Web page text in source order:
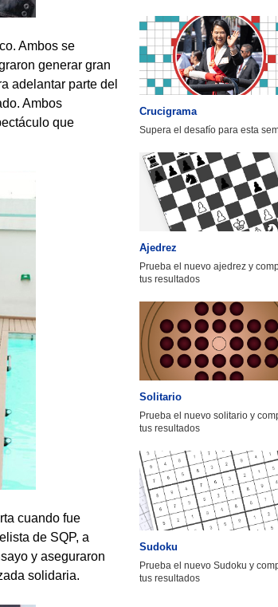
Ambos se
generar gran
adelantar parte del
Ambos
que
cuando fue
de SQP, a
y aseguraron
solidaria.
Crucigrama
Supera el desafío para esta
Ajedrez
Prueba el nuevo ajedrez y
tus resultados
Solitario
Prueba el nuevo solitario y
tus resultados
Sudoku
Prueba el nuevo Sudoku y
tus resultados